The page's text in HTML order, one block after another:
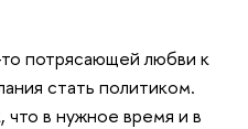
потрясающей любви к
стать политиком.
в нужное время и в